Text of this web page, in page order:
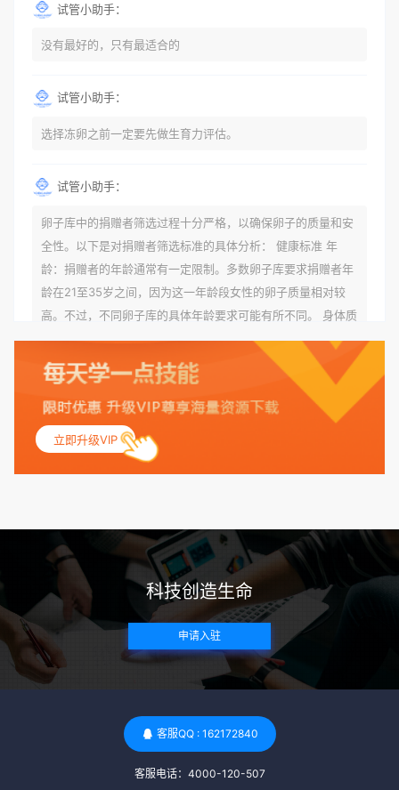
试管小助手：
没有最好的，只有最适合的
试管小助手：
选择冻卵之前一定要先做生育力评估。
试管小助手：
卵子库中的捐赠者筛选过程十分严格，以确保卵子的质量和安
全性。以下是对捐赠者筛选标准的具体分析： 健康标准 年
龄：捐赠者的年龄通常有一定限制。多数卵子库要求捐赠者年
龄在21至35岁之间，因为这一年龄段女性的卵子质量相对较
高。不过，不同卵子库的具体年龄要求可能有所不同。 身体质
量指数（BMI）：捐赠者的BMI通常需要在正常范围内，以确
保其身体健康状况良好。过高的BMI可能与多种健康问题相关
联，包括不孕症和妊娠并发症。 生殖健康：捐赠者需要有规律
的月经期，无生殖障碍或异常问题。此外，还需要进行详细的
妇科检查，以确保其生殖系统的健康。 遗传病史与家族病史：
捐赠者及其家庭成员需要无严重的遗传病史、精神病史和传染
病史。这通常需要通过基因检测、家族史调查和医疗记录审查
带任何可传染给受卵者的病原体。 药物与生活习惯：捐赠者需
要是非尼古丁使用者、非吸烟者、非吸毒者，并且未使用可能
影响卵子质量的药物，如某些精神药物和避孕植入物。 学历与
心理标准 学历要求：部分卵子库对捐赠者的学历有一定要求，
但这并非普遍标准。一些卵子库可能更倾向于选择受过高等教
育的女性作为捐赠者，但这并不是绝对的筛选条件。 心理状态
评估：捐赠者需要进行心理状态评估，以确定其对捐赠过程的
于确保捐赠者在捐赠过程中保持积极的心态，并理解其捐赠行
为的意义。 其他标准 责任心与沟通能力：由于捐卵过程的时
间不确定性，捐赠者需要有责任心，善于沟通，并尊重预约和
立即升级VIP
科技创造生命
申请入驻
客服QQ : 162172840
客服电话：4000-120-507